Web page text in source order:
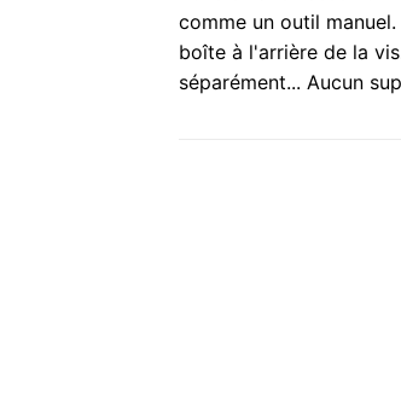
comme un outil
boîte à l'arrière de la
séparément... Aucun